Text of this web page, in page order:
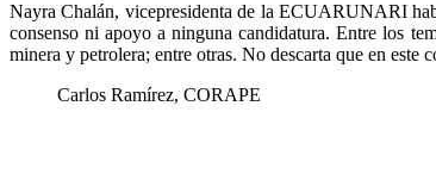
Nayra Chalán, vicepresidenta de la ECUARUNARI
consenso ni apoyo a ninguna candidatura. Entre los
minera y petrolera; entre otras. No descarta que en
Carlos Ramírez, CORAPE